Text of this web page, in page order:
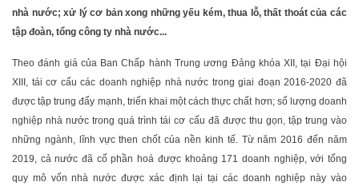
nhà nước; xử lý cơ bản xong những yếu kém, thua lỗ, thất thoát của các
tập đoàn, tổng công ty nhà nước...
Theo đánh giá của Ban Chấp hành Trung ương Đảng khóa XII, tại Đại hội
XIII, tái cơ cấu các doanh nghiệp nhà nước trong giai đoạn 2016-2020 đã
được tập trung đẩy mạnh, triển khai một cách thực chất hơn; số lượng doanh
nghiệp nhà nước trong quá trình tái cơ cấu đã được thu gọn, tập trung vào
những ngành, lĩnh vực then chốt của nền kinh tế. Từ năm 2016 đến năm
2019, cả nước đã cổ phần hoá được khoảng 171 doanh nghiệp, với tổng
quy mô vốn nhà nước được xác định lại tại các doanh nghiệp này vào